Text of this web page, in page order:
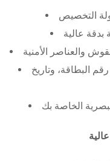
التخصيص
عالية
والعناصر الأمنية
البطاقة، وتاريخ
الخاصة بك